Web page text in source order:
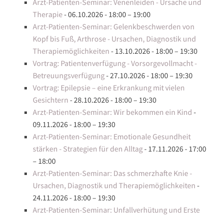
Arzt-Patienten-Seminar: Venenleiden - Ursache und
Therapie- 06.10.2026 - 18:00 – 19:00
Arzt-Patienten-Seminar: Gelenkbeschwerden von
Kopf bis Fuß, Arthrose - Ursachen, Diagnostik und
Therapiemöglichkeiten - 13.10.2026 - 18:00 – 19:30
Vortrag: Patientenverfügung - Vorsorgevollmacht -
Betreuungsverfügung- 27.10.2026 - 18:00 – 19:30
Vortrag: Epilepsie – eine Erkrankung mit vielen
Gesichtern - 28.10.2026 - 18:00 – 19:30
Arzt-Patienten-Seminar: Wir bekommen ein Kind -
09.11.2026 - 18:00 – 19:30
Arzt-Patienten-Seminar: Emotionale Gesundheit
stärken - Strategien für den Alltag- 17.11.2026 - 17:00
– 18:00
Arzt-Patienten-Seminar: Das schmerzhafte Knie -
Ursachen, Diagnostik und Therapiemöglichkeiten -
24.11.2026 - 18:00 – 19:30
Arzt-Patienten-Seminar: Unfallverhütung und Erste